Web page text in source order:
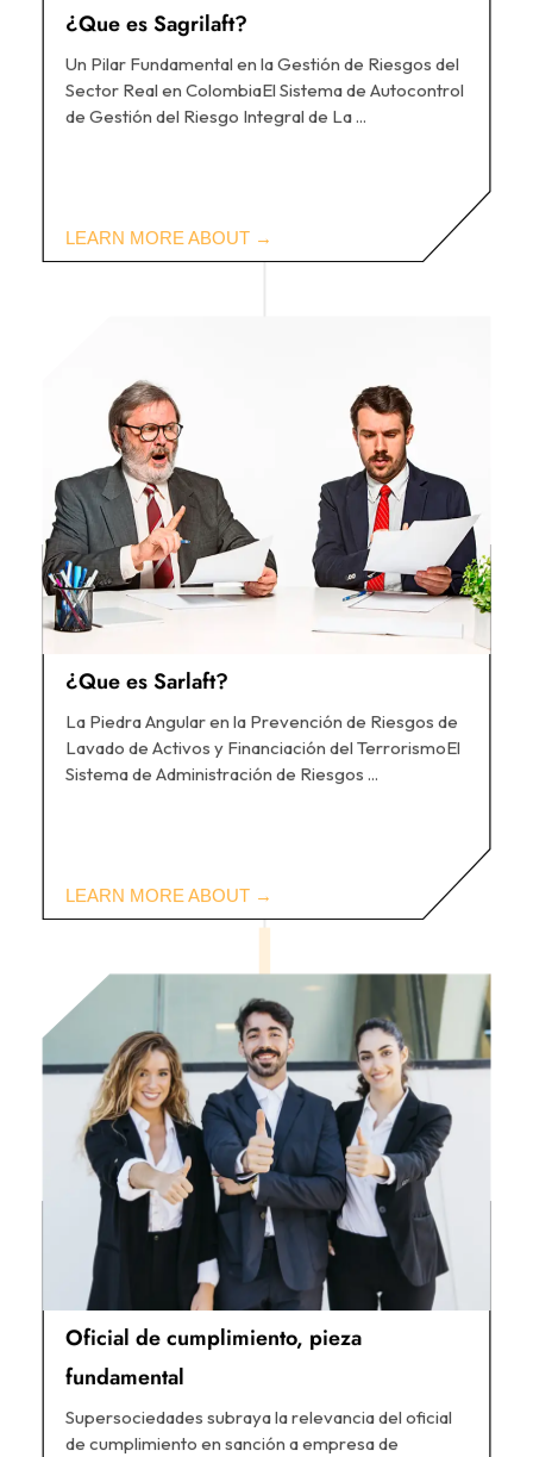
¿Que es Sagrilaft?
Un Pilar Fundamental en la Gestión de Riesgos del
Sector Real en ColombiaEl Sistema de Autocontrol
de Gestión del Riesgo Integral de La ...
¿Que es Sarlaft?
La Piedra Angular en la Prevención de Riesgos de
Lavado de Activos y Financiación del TerrorismoEl
Sistema de Administración de Riesgos ...
Oficial de cumplimiento, pieza
fundamental
Supersociedades subraya la relevancia del oficial
de cumplimiento en sanción a empresa de